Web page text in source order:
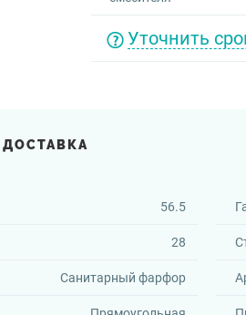
Уточнить
ДОСТАВКА
56.5
28
Санитарный фарфор